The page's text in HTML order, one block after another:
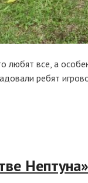
любят все, а
ребят